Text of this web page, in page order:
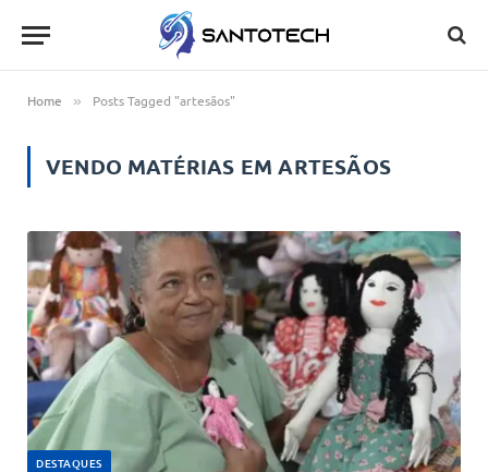
Home » Posts Tagged "artesãos"
VENDO MATÉRIAS EMARTESÃOS
DESTAQUES